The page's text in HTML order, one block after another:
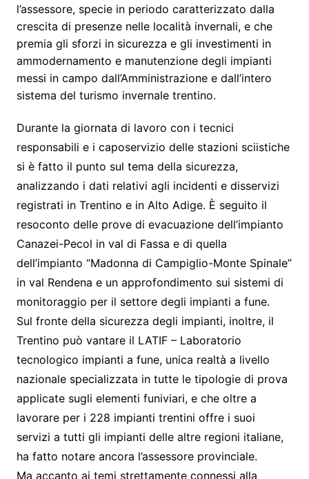
l’assessore, specie in periodo caratterizzato dalla
crescita di presenze nelle località invernali, e che
premia gli sforzi in sicurezza e gli investimenti in
ammodernamento e manutenzione degli impianti
messi in campo dall’Amministrazione e dall’intero
sistema del turismo invernale trentino.
Durante la giornata di lavoro con i tecnici
responsabili e i caposervizio delle stazioni sciistiche
si è fatto il punto sul tema della sicurezza,
analizzando i dati relativi agli incidenti e disservizi
registrati in Trentino e in Alto Adige. È seguito il
resoconto delle prove di evacuazione dell’impianto
Canazei-Pecol in val di Fassa e di quella
dell’impianto “Madonna di Campiglio-Monte Spinale”
in val Rendena e un approfondimento sui sistemi di
monitoraggio per il settore degli impianti a fune.
Sul fronte della sicurezza degli impianti, inoltre, il
Trentino può vantare il LATIF – Laboratorio
tecnologico impianti a fune, unica realtà a livello
nazionale specializzata in tutte le tipologie di prova
applicate sugli elementi funiviari, e che oltre a
lavorare per i 228 impianti trentini offre i suoi
servizi a tutti gli impianti delle altre regioni italiane,
ha fatto notare ancora l’assessore provinciale.
Ma accanto ai temi strettamente connessi alla